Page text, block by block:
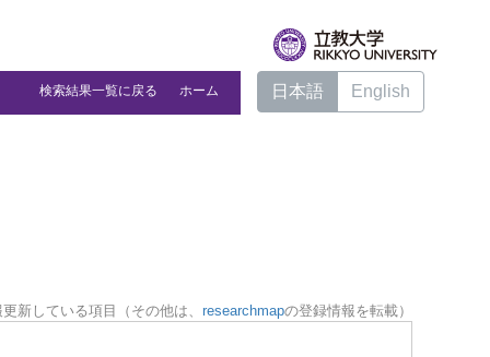
検索結果一覧に戻る ホーム 日本語 English
新している項目（その他は、 researchmapの登録情報を転載）